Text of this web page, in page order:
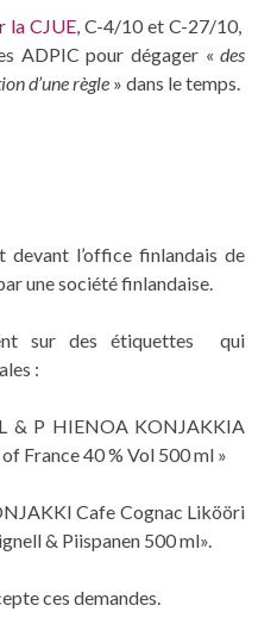
la CJUE, C-4/10 et C-27/10,
ADPIC pour dégager «des
d’une règle» dans le temps.
devant l’office finlandais de
une société finlandaise.
sur des étiquettes qui
:
& P HIENOA KONJAKKIA
France 40 % Vol 500 ml »
Cafe Cognac Likööri
& Piispanen 500 ml».
ces demandes.